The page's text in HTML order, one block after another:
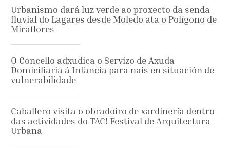
Urbanismo dará luz verde ao proxecto da senda
fluvial do Lagares desde Moledo ata o Polígono de
Miraflores
O Concello adxudica o Servizo de Axuda
Domiciliaria á Infancia para nais en situación de
vulnerabilidade
Caballero visita o obradoiro de xardinería dentro
das actividades do TAC! Festival de Arquitectura
Urbana